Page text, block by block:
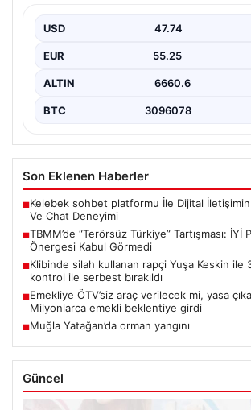
Türkiye Büyük Millet Meclisi Genel
USD 47.74
EUR 55.25
ALTIN 6660.6
BTC 3096078
Son Eklenen Haberler
■Kelebek sohbet platformu İle Dijital
Ve Chat Deneyimi
■TBMM’de “Terörsüz Türkiye” Tartışması: İYİ
Önergesi Kabul Görmedi
■Klibinde silah kullanan rapçi Yuşa Keskin ile
kontrol ile serbest bırakıldı
■Emekliye ÖTV’siz araç verilecek mi, yasa
Milyonlarca emekli beklentiye girdi
■Muğla Yatağan’da orman yangını
Güncel